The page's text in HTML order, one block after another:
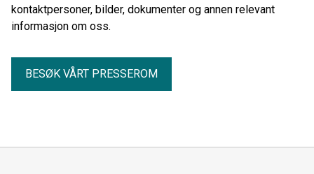
kontaktpersoner, bilder, dokumenter og annen relevant
informasjon om oss.
BESØK VÅRT PRESSEROM